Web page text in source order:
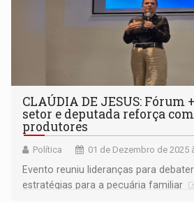
CLAÚDIA DE JESUS: Fórum
setor e deputada reforça
produtores
Política 01 de Dezembro de 2025
Evento reuniu lideranças para
estratégias para a pecuária familiar